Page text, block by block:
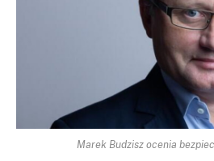
Marek Budzisz ocenia